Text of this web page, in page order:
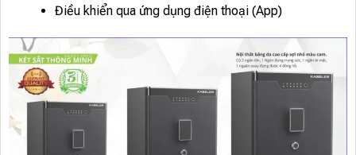
Điều khiển qua ứng dụng điện thoại (App)